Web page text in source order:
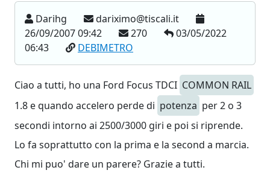
Darihg
dariximo@tiscali.it
26/09/2007 09:42
270
03/05/2022
06:43
DEBIMETRO
Ciao a tutti, ho una Ford Focus TDCI COMMON RAIL
1.8 e quando accelero perde di potenza per 2 o 3
secondi intorno ai 2500/3000 giri e poi si riprende.
Lo fa soprattutto con la prima e la second a marcia.
Chi mi puo' dare un parere? Grazie a tutti.